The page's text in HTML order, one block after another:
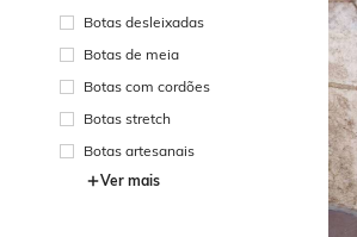
Botas desleixadas
Botas de meia
Botas com cordões
Botas stretch
Botas artesanais
Ver mais